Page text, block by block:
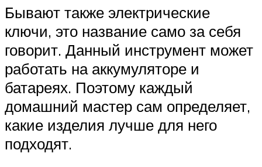
Бывают также электрические
ключи, это название само за себя
говорит. Данный инструмент может
работать на аккумуляторе и
батареях. Поэтому каждый
домашний мастер сам определяет,
какие изделия лучше для него
подходят.